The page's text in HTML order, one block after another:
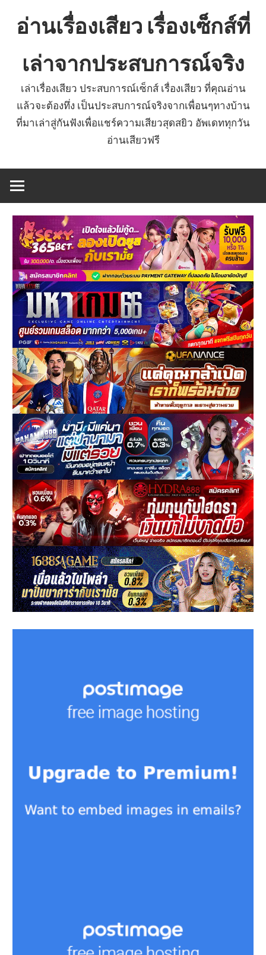
อ่านเรื่องเสียว เรื่องเซ็กส์ที่
เล่าจากประสบการณ์จริง
เล่าเรื่องเสียว ประสบการณ์เซ็กส์ เรื่องเสียว ที่คุณอ่าน
แล้วจะต้องทึ่ง เป็นประสบการณ์จริงจากเพื่อนๆทางบ้าน
ที่มาเล่าสู่กันฟังเพื่อแชร์ความเสียวสุดสยิว อัพเดททุกวัน
อ่านเสียวฟรี